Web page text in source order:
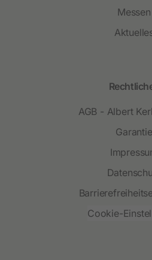
Messen
AGB - Albert
Garantie
Cookie-